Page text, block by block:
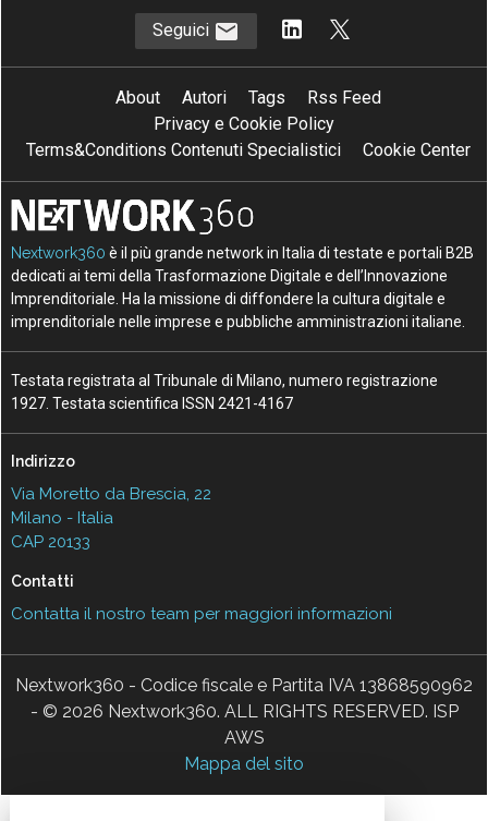
Seguici
About Autori Tags
Rss Feed
Privacy e Cookie Policy
Terms&Conditions Contenuti Specialistici
Cookie Center
Nextwork360 è il più grande network in Italia di testate e portali B2B
dedicati ai temi della Trasformazione Digitale e dell’Innovazione
Imprenditoriale. Ha la missione di diffondere la cultura digitale e
imprenditoriale nelle imprese e pubbliche amministrazioni italiane.
Testata registrata al Tribunale di Milano, numero registrazione
1927. Testata scientifica ISSN 2421-4167
Indirizzo
Via Moretto da Brescia, 22
Milano - Italia
CAP 20133
Contatti
Contatta il nostro team per maggiori informazioni
Nextwork360 - Codice fiscale e Partita IVA 13868590962
- © 2026 Nextwork360. ALL RIGHTS RESERVED. ISP
AWS
Mappa del sito